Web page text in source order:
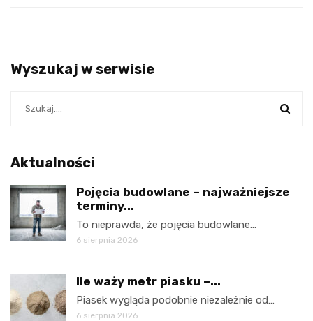
Wyszukaj w serwisie
Aktualności
Pojęcia budowlane – najważniejsze
terminy...
To nieprawda, że pojęcia budowlane…
6 sierpnia 2026
Ile waży metr piasku –...
Piasek wygląda podobnie niezależnie od…
6 sierpnia 2026